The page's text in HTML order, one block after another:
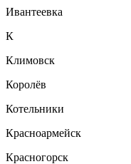
Ивантеевка
К
Климовск
Королёв
Котельники
Красноармейск
Красногорск